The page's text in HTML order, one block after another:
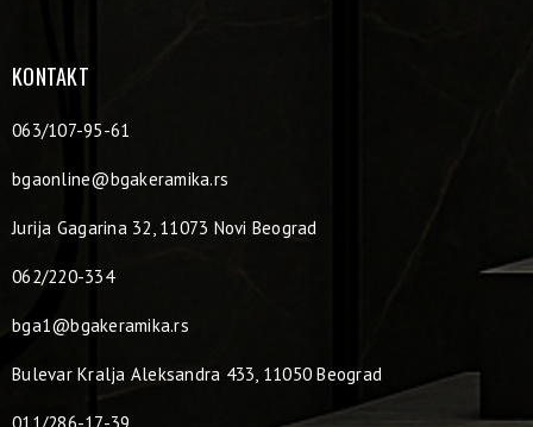
KONTAKT
063/107-95-61
bgaonline@bgakeramika.rs
Jurija Gagarina 32, 11073 Novi Beograd
062/220-334
bga1@bgakeramika.rs
Bulevar Kralja Aleksandra 433, 11050 Beograd
011/286-17-39